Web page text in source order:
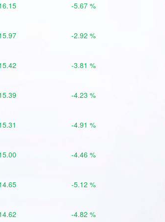
-5.67 %
-2.92 %
-3.81 %
-4.23 %
-4.91 %
-4.46 %
-5.12 %
-4.82 %